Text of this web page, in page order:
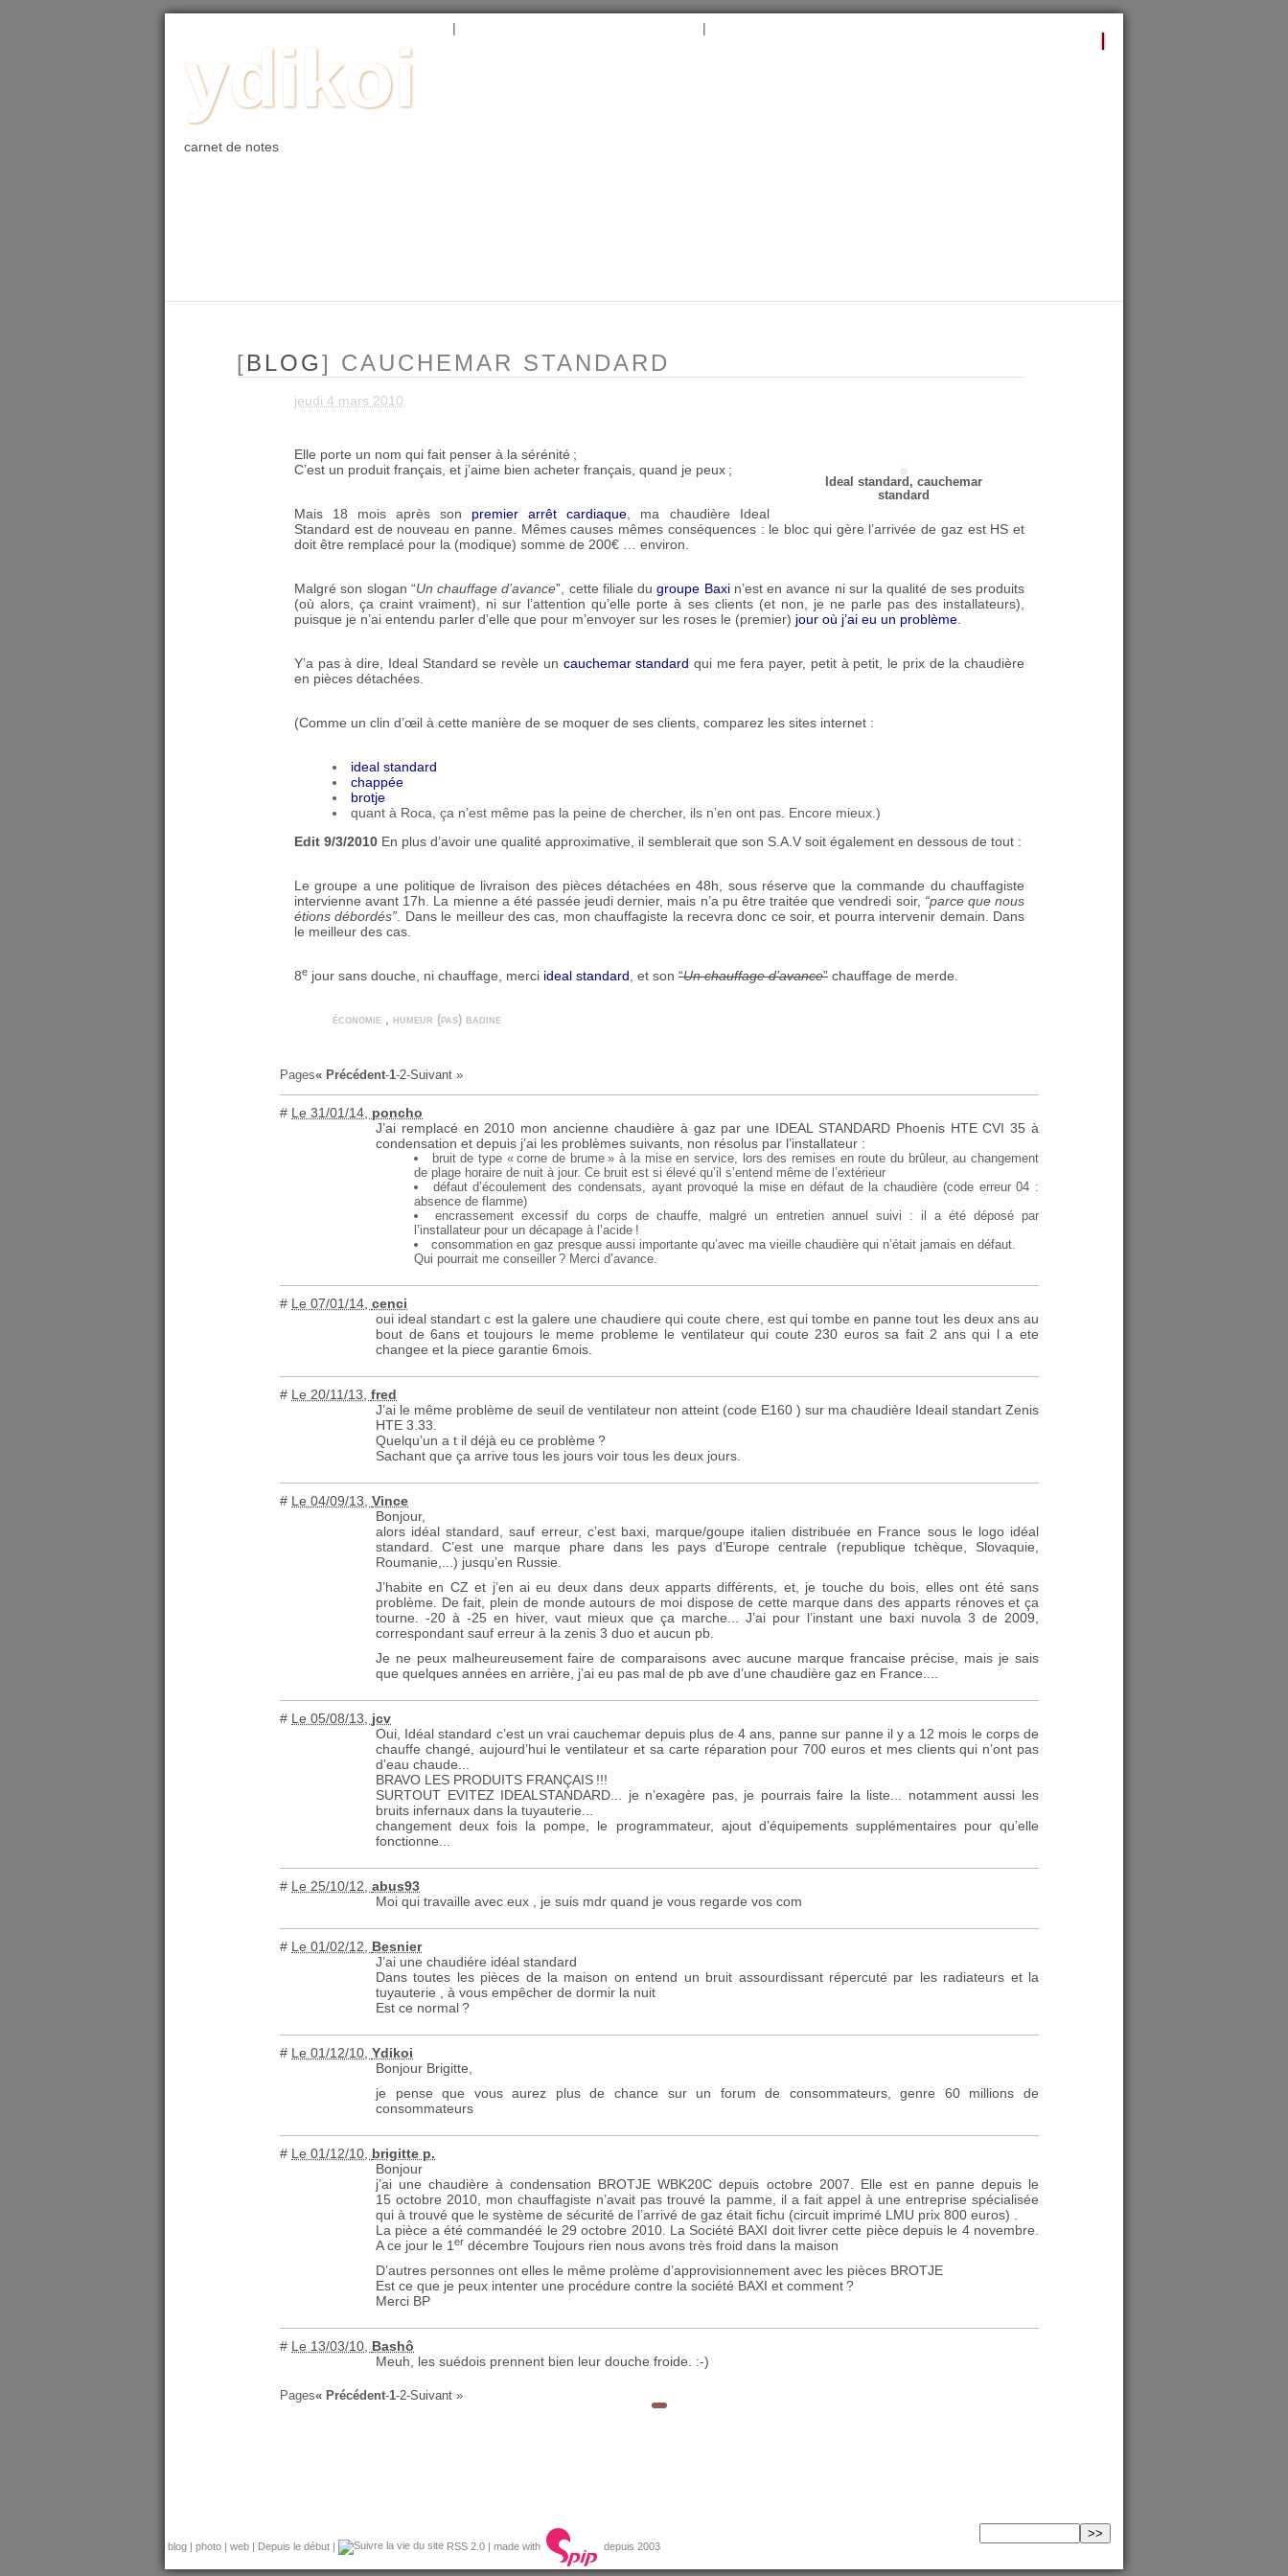
| |
ydikoi
carnet de notes
[BLOG] CAUCHEMAR STANDARD
jeudi 4 mars 2010
Ideal standard, cauchemar
standard
Elle porte un nom qui fait penser à la sérénité ;
C’est un produit français, et j’aime bien acheter français, quand je peux ;
Mais 18 mois après son premier arrêt cardiaque, ma chaudière Ideal
Standard est de nouveau en panne. Mêmes causes mêmes conséquences : le bloc qui gère l’arrivée de gaz est HS et
doit être remplacé pour la (modique) somme de 200€ … environ.
Malgré son slogan “Un chauffage d’avance”, cette filiale dugroupe Baxin’est en avance ni sur la qualité de ses produits
(où alors, ça craint vraiment), ni sur l’attention qu’elle porte à ses clients (et non, je ne parle pas des installateurs),
puisque je n’ai entendu parler d’elle que pour m’envoyer sur les roses le (premier) jour où j’ai eu un problème.
Y’a pas à dire, Ideal Standard se revèle un cauchemar standard qui me fera payer, petit à petit, le prix de la chaudière
en pièces détachées.
(Comme un clin d’œil à cette manière de se moquer de ses clients, comparez les sites internet :
ideal standard
chappée
brotje
quant à Roca, ça n’est même pas la peine de chercher, ils n’en ont pas. Encore mieux.)
Edit 9/3/2010 En plus d’avoir une qualité approximative, il semblerait que son S.A.V soit également en dessous de tout :
Le groupe a une politique de livraison des pièces détachées en 48h, sous réserve que la commande du chauffagiste
intervienne avant 17h. La mienne a été passée jeudi dernier, mais n’a pu être traitée que vendredi soir, “parce que nous
étions débordés”. Dans le meilleur des cas, mon chauffagiste la recevra donc ce soir, et pourra intervenir demain. Dans
le meilleur des cas.
8e jour sans douche, ni chauffage, merci ideal standard, et son “Un chauffage d’avance” chauffage de merde.
économie , humeur (pas) badine
Pages« Précédent-1-2-Suivant »
# Le 31/01/14, poncho
J’ai remplacé en 2010 mon ancienne chaudière à gaz par une IDEAL STANDARDPhoenis HTE CVI 35 à
condensation et depuis j’ai les problèmes suivants, non résolus par l’installateur :
bruit de type « corne de brume » à la mise en service, lors des remises en route du brûleur, au changement
de plage horaire de nuit à jour. Ce bruit est si élevé qu’il s’entend même de l’extérieur
défaut d’écoulement des condensats, ayant provoqué la mise en défaut de la chaudière (code erreur 04 :
absence de flamme)
encrassement excessif du corps de chauffe, malgré un entretien annuel suivi : il a été déposé par
l’installateur pour un décapage à l’acide !
consommation en gaz presque aussi importante qu’avec ma vieille chaudière qui n’était jamais en défaut.
Qui pourrait me conseiller ? Merci d’avance.
# Le 07/01/14, cenci
oui ideal standart c est la galere une chaudiere qui coute chere, est qui tombe en panne tout les deux ans au
bout de 6ans et toujours le meme probleme le ventilateur qui coute 230 euros sa fait 2 ans qui l a ete
changee et la piece garantie 6mois.
# Le 20/11/13, fred
J’ai le même problème de seuil de ventilateur non atteint (code E160 ) sur ma chaudière Ideail standart Zenis
HTE 3.33.
Quelqu’un a t il déjà eu ce problème ?
Sachant que ça arrive tous les jours voir tous les deux jours.
# Le 04/09/13, Vince
Bonjour,
alors idéal standard, sauf erreur, c’est baxi, marque/goupe italien distribuée en France sous le logo idéal
standard. C’est une marque phare dans les pays d’Europe centrale (republique tchèque, Slovaquie,
Roumanie,...) jusqu’en Russie.
J’habite en CZ et j’en ai eu deux dans deux apparts différents, et, je touche du bois, elles ont été sans
problème. De fait, plein de monde autours de moi dispose de cette marque dans des apparts rénoves et ça
tourne. -20 à -25 en hiver, vaut mieux que ça marche... J’ai pour l’instant une baxi nuvola 3 de 2009,
correspondant sauf erreur à la zenis 3 duo et aucun pb.
Je ne peux malheureusement faire de comparaisons avec aucune marque francaise précise, mais je sais
que quelques années en arrière, j’ai eu pas mal de pb ave d’une chaudière gaz en France....
# Le 05/08/13, jcv
Oui, Idéal standard c’est un vrai cauchemar depuis plus de 4 ans, panne sur panne il y a 12 mois le corps de
chauffe changé, aujourd’hui le ventilateur et sa carte réparation pour 700 euros et mes clients qui n’ont pas
d’eau chaude...
BRAVO LES PRODUITS FRANÇAIS !!!
SURTOUT EVITEZ IDEALSTANDARD... je n’exagère pas, je pourrais faire la liste... notamment aussi les
bruits infernaux dans la tuyauterie...
changement deux fois la pompe, le programmateur, ajout d’équipements supplémentaires pour qu’elle
fonctionne...
# Le 25/10/12, abus93
Moi qui travaille avec eux , je suis mdr quand je vous regarde vos com
# Le 01/02/12, Besnier
J’ai une chaudiére idéal standard
Dans toutes les pièces de la maison on entend un bruit assourdissant répercuté par les radiateurs et la
tuyauterie , à vous empêcher de dormir la nuit
Est ce normal?
# Le 01/12/10, Ydikoi
Bonjour Brigitte,
je pense que vous aurez plus de chance sur un forum de consommateurs, genre 60 millions de
consommateurs
# Le 01/12/10, brigitte p.
Bonjour
j’ai une chaudière à condensation BROTJE WBK20C depuis octobre 2007. Elle est en panne depuis le
15 octobre 2010, mon chauffagiste n’avait pas trouvé la pamme, il a fait appel à une entreprise spécialisée
qui à trouvé que le système de sécurité de l’arrivé de gaz était fichu (circuit imprimé LMU prix 800 euros) .
La pièce a été commandéé le 29 octobre 2010. La Société BAXI doit livrer cette pièce depuis le 4 novembre.
A ce jour le 1er décembre Toujours rien nous avons très froid dans la maison
D’autres personnes ont elles le même prolème d’approvisionnement avec les pièces BROTJE
Est ce que je peux intenter une procédure contre la société BAXI et comment?
Merci BP
# Le 13/03/10, Bashô
Meuh, les suédois prennent bien leur douche froide. :-)
Pages« Précédent-1-2-Suivant »
blog | photo | web | Depuis le début | RSS 2.0 | made with depuis 2003